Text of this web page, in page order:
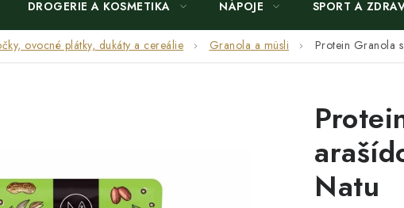
DROGERIE A KOSMETIKA NÁPOJE SPORT A
ovocné plátky, dukáty a cereálie Granola a müsli Protein Granola
Natu